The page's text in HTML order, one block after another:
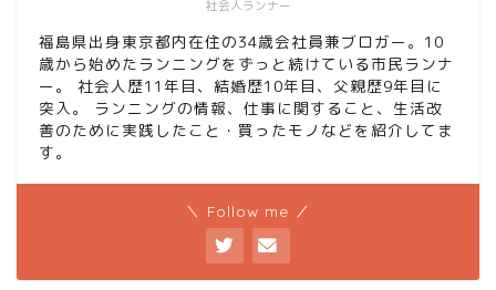
社会人ランナー
福島県出身東京都内在住の34歳会社員兼ブロガー。10
歳から始めたランニングをずっと続けている市民ランナ
ー。 社会人歴11年目、結婚歴10年目、父親歴9年目に
突入。 ランニングの情報、仕事に関すること、生活改
善のために実践したこと・買ったモノなどを紹介してま
す。
＼ Follow me ／